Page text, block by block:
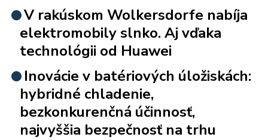
V rakúskom Wolkersdorfe nabíja
elektromobily slnko. Aj vďaka
technológii od Huawei
Inovácie v batériových úložiskách:
hybridné chladenie,
bezkonkurenčná účinnosť,
najvyššia bezpečnosť na trhu